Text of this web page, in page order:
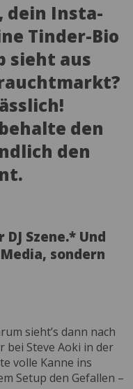
dein Insta-
Tinder-Bio
sieht aus
den
den
Szene.* Und
sondern
sieht’s dann nach
bei Steve Aoki in der
volle Kanne ins
Setup den Gefallen –